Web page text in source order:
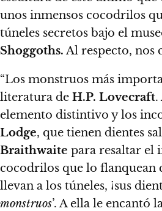
unos inmensos cocodrilos
túneles secretos bajo el
Shoggoths. Al respecto, nos
“Los monstruos más
literatura de H.P. Lovecraft.
elemento distintivo y los
Lodge, que tienen dientes
Braithwaite para resaltar el
cocodrilos que lo
llevan a los túneles, ¡sus
monstruos’. A ella le encantó